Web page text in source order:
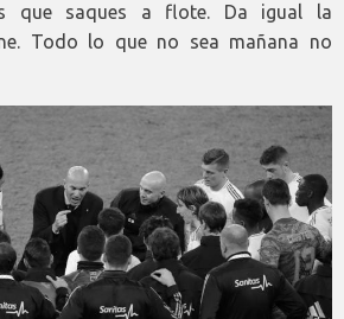
que saques a flote. Da igual la
Todo lo que no sea mañana no